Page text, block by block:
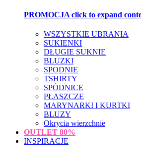
PROMOCJA click to expand
WSZYSTKIE UBRANIA
SUKIENKI
DŁUGIE SUKNIE
BLUZKI
SPODNIE
TSHIRTY
SPÓDNICE
PŁASZCZE
MARYNARKI I KURTKI
BLUZY
Okrycia wierzchnie
OUTLET 80%
INSPIRACJE